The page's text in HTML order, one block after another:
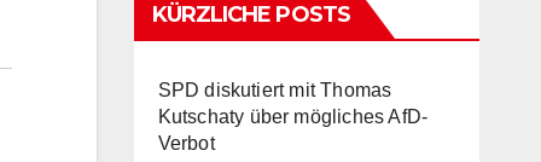
KÜRZLICHE POSTS
SPD diskutiert mit Thomas
Kutschaty über mögliches AfD-
Verbot